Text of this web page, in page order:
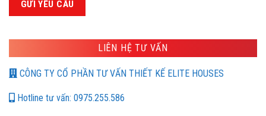
LIÊN HỆ TƯ VẤN
CÔNG TY CỔ PHẦN TƯ VẤN THIẾT KẾ ELITE HOUSES
Hotline tư vấn: 0975.255.586